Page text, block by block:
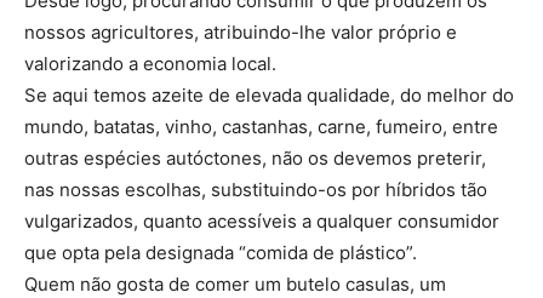
nossos agricultores, atribuindo-lhe valor próprio e
valorizando a economia local.
Se aqui temos azeite de elevada qualidade, do melhor do
mundo, batatas, vinho, castanhas, carne, fumeiro, entre
outras espécies autóctones, não os devemos preterir,
nas nossas escolhas, substituindo-os por híbridos tão
vulgarizados, quanto acessíveis a qualquer consumidor
que opta pela designada “comida de plástico”.
Quem não gosta de comer um butelo casulas, um